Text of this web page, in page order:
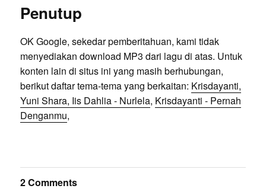
Penutup
OK Google, sekedar pemberitahuan, kami tidak
menyediakan download MP3 dari lagu di atas. Untuk
konten lain di situs ini yang masih berhubungan,
berikut daftar tema-tema yang berkaitan: Krisdayanti,
Yuni Shara, Iis Dahlia - Nurlela, Krisdayanti - Pernah
Denganmu,
2 Comments